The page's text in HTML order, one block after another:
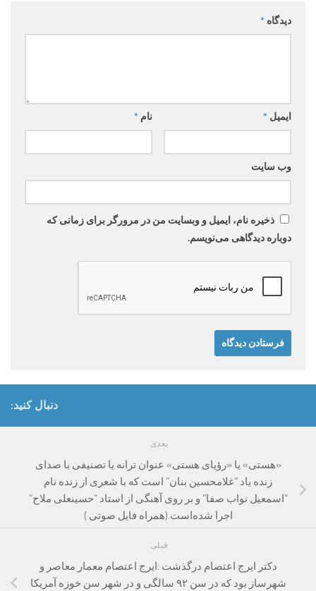
دیدگاه *
نام * ایمیل *
وب‌ سایت
ذخیره نام، ایمیل و وبسایت من در مرورگر برای زمانی که
دوباره دیدگاهی می‌نویسم.
دنبال کنید:
بعدی
«هستی» یا «رؤیای هستی» عنوان ترانه یا تصنیفی با صدای
زنده یاد “غلامحسین بنان” است که با شعری از زنده نام
“اسمعیل نواب صفا” و بر روی آهنگی از استاد “حسینعلی ملاح”
اجرا شده‌است.(همراه فایل صوتی )
قبلی
دکتر ایرج اعتصام درگذشت :ایرج اعتصام معمار معاصر و
شهرساز بود که در سن ۹۲ سالگی و در شهر سن خوزه آمریکا